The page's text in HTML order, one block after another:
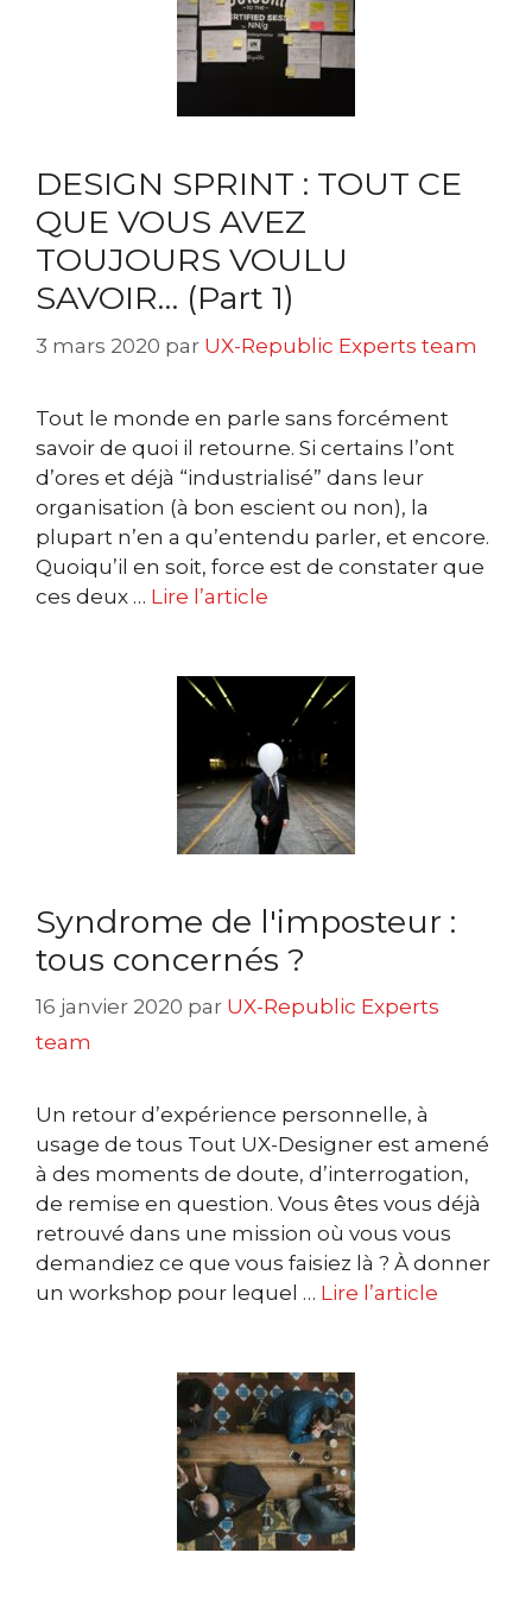
DESIGN SPRINT : TOUT CE
QUE VOUS AVEZ
TOUJOURS VOULU
SAVOIR… (Part 1)
3 mars 2020 par UX-Republic Experts team
Tout le monde en parle sans forcément
savoir de quoi il retourne. Si certains l’ont
d’ores et déjà “industrialisé” dans leur
organisation (à bon escient ou non), la
plupart n’en a qu’entendu parler, et encore.
Quoiqu’il en soit, force est de constater que
ces deux … Lire l’article
Syndrome de l'imposteur :
tous concernés ?
16 janvier 2020 par UX-Republic Experts
team
Un retour d’expérience personnelle, à
usage de tous Tout UX-Designer est amené
à des moments de doute, d’interrogation,
de remise en question. Vous êtes vous déjà
retrouvé dans une mission où vous vous
demandiez ce que vous faisiez là ? À donner
un workshop pour lequel … Lire l’article